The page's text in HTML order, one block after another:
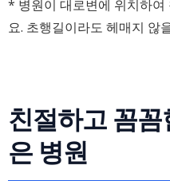
* 병원이 대로변에 위치하여
요. 초행길이라도 헤매지 않
친절하고 꼼
은 병원